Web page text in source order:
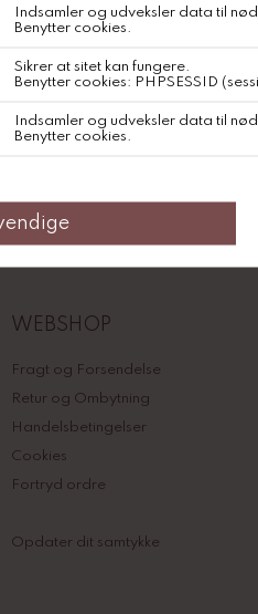
DKK 495,-
Farve
WEBSHOP
Fragt og Forsendelse
Retur og Ombytning
Handelsbetingelser
Cookies
Fortryd ordre
Opdater dit samtykke